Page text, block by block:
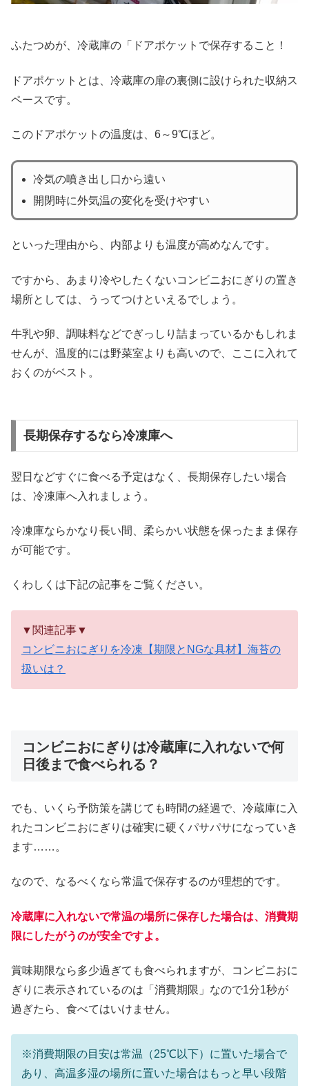
ふたつめが、冷蔵庫の「ドアポケットで保存すること！
ドアポケットとは、冷蔵庫の扉の裏側に設けられた収納ス
ペースです。
このドアポケットの温度は、6～9℃ほど。
冷気の噴き出し口から遠い
開閉時に外気温の変化を受けやすい
といった理由から、内部よりも温度が高めなんです。
ですから、あまり冷やしたくないコンビニおにぎりの置き
場所としては、うってつけといえるでしょう。
牛乳や卵、調味料などでぎっしり詰まっているかもしれま
せんが、温度的には野菜室よりも高いので、ここに入れて
おくのがベスト。
長期保存するなら冷凍庫へ
翌日などすぐに食べる予定はなく、長期保存したい場合
は、冷凍庫へ入れましょう。
冷凍庫ならかなり長い間、柔らかい状態を保ったまま保存
が可能です。
くわしくは下記の記事をご覧ください。
▼関連記事▼
コンビニおにぎりを冷凍【期限とNGな具材】海苔の
扱いは？
コンビニおにぎりは冷蔵庫に入れないで何
日後まで食べられる？
でも、いくら予防策を講じても時間の経過で、冷蔵庫に入
れたコンビニおにぎりは確実に硬くパサパサになっていき
ます……。
なので、なるべくなら常温で保存するのが理想的です。
冷蔵庫に入れないで常温の場所に保存した場合は、消費期
限にしたがうのが安全ですよ。
賞味期限なら多少過ぎても食べられますが、コンビニおに
ぎりに表示されているのは「消費期限」なので1分1秒が
過ぎたら、食べてはいけません。
※消費期限の目安は常温（25℃以下）に置いた場合で
あり、高温多湿の場所に置いた場合はもっと早い段階